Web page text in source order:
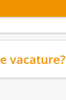
vacature?